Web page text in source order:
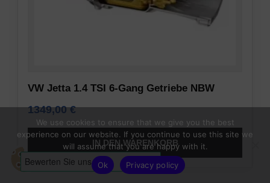
VW Jetta 1.4 TSI 6-Gang Getriebe NBW
1349,00€
IN DEN WARENKORB
We use cookies to ensure that we give you the best
experience on our website. If you continue to use this site we
will assume that you are happy with it.
Ok
Privacy policy